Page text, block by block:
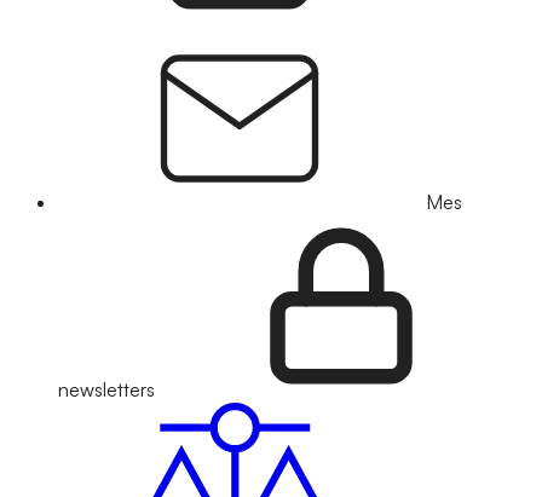
Mes
newsletters